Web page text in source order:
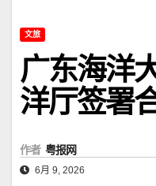
文旅
广东海洋
洋厅签署
作者 粤报网
6月 9, 2026